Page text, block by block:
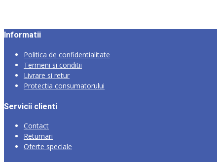
Informatii
Politica de confidentialitate
Termeni si conditii
Livrare si retur
Protectia consumatorului
Servicii clienti
Contact
Returnari
Oferte speciale